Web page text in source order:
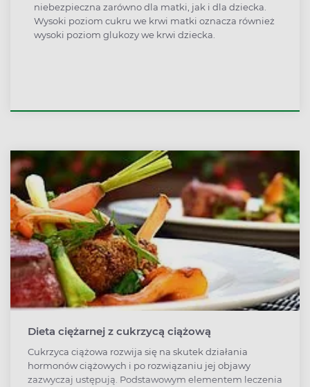
niebezpieczna zarówno dla matki, jak i dla dziecka.
Wysoki poziom cukru we krwi matki oznacza również
wysoki poziom glukozy we krwi dziecka.
Dieta ciężarnej z cukrzycą ciążową
Cukrzyca ciążowa rozwija się na skutek działania
hormonów ciążowych i po rozwiązaniu jej objawy
zazwyczaj ustępują. Podstawowym elementem leczenia